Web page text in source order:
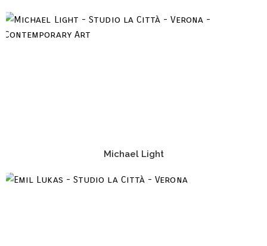
Michael Light